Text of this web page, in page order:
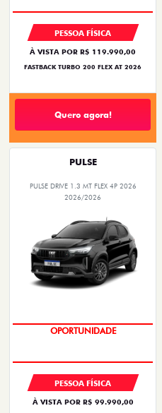
PESSOA FÍSICA
À VISTA POR R$ 119.990,00
FASTBACK TURBO 200 FLEX AT 2026
Quero agora!
PULSE
PULSE DRIVE 1.3 MT FLEX 4P 2026
2026/2026
NOVA VERSÃO
PESSOA FÍSICA
À VISTA POR R$ 99.990,00